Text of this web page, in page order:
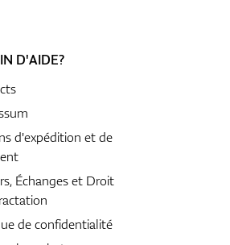
D'AIDE?
d'expédition et de
Échanges et Droit
de confidentialité